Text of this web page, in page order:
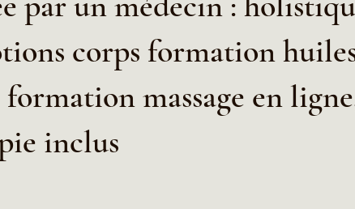
corps formation
formation massage en
inclus